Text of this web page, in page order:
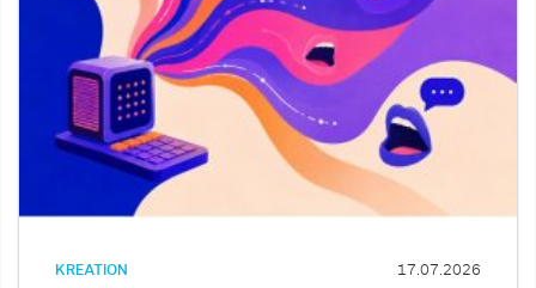
KREATION 17.07.2026